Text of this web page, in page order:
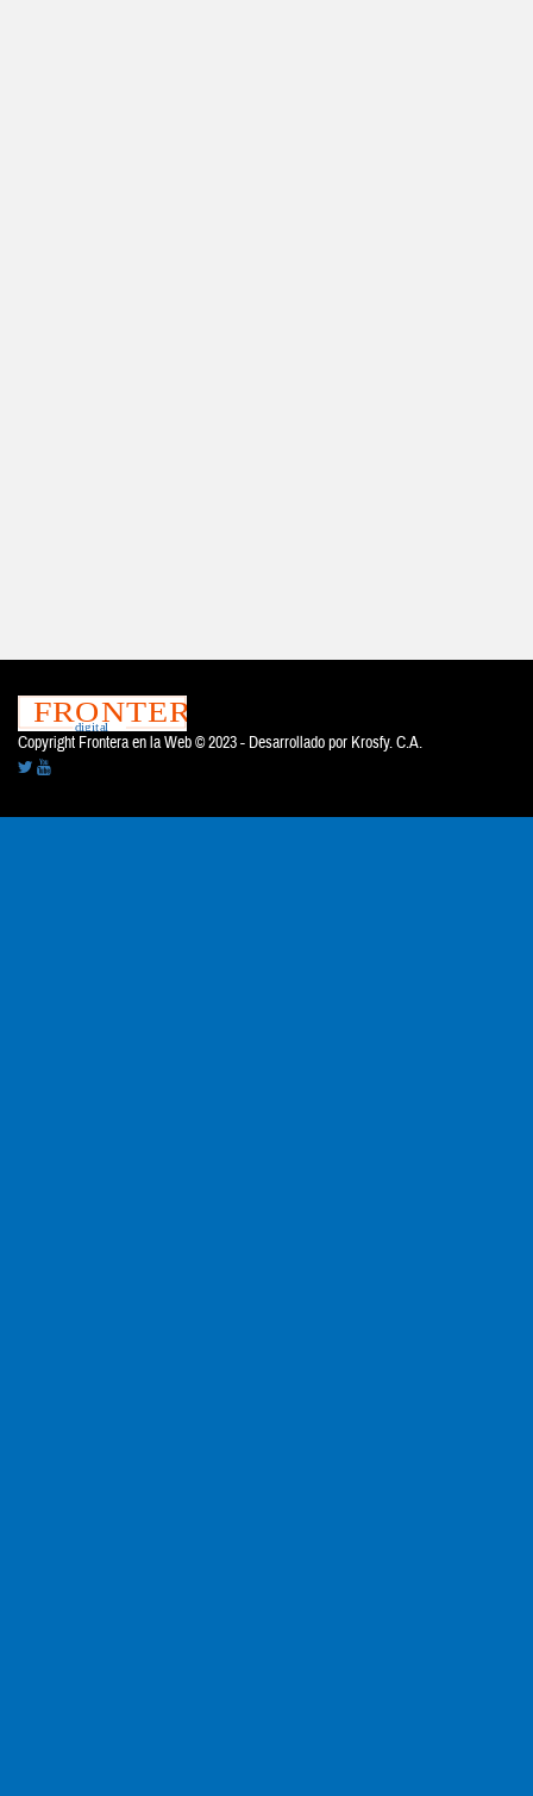
Copyright Frontera en la Web © 2023 - Desarrollado por Krosfy. C.A.